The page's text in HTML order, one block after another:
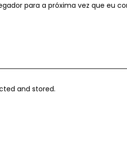
para a próxima vez que eu
and stored.